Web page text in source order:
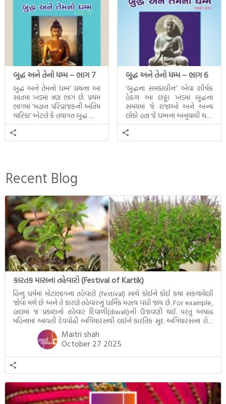
બુદ્ધ અને તેનો ધમ્મ – ભાગ 7
બુદ્ધ અને તેમનો ધમ્મ’ ગ્રંથના આ
સાતમાં ખંડમાં ત્રણ ભાગ છે. પ્રથમ
ભાગમાં ‘મહાન પરિવ્રાજકની અંતિમ
ચારિકા’ એટલે કે તથાગત બુદ્ધ સાથે
સતત પરિભ્રમણ કરતા સહચારીઓ
સાથે ફરી એકવારની
મુલાકાત, બીજા ભાગમાં તથાગતે
ઉત્તરાધિકારી તરીકે સ્થાપે છે તે
દૃશ્યો અંકિત થયાં છે. ટૂંકમાં બુદ્ધનાં
જીવનના અંતિમ દિવસોની યાત્રાનો
પરિપાક જોવા મળે […]
બુદ્ધ અને તેનો ધમ્મ – ભાગ 6
‘બુદ્ધના સમકાલીન’ એવા શીર્ષક
હેઠળ આ છઠ્ઠા ખંડમાં બુદ્ધના
સમયમાં જે રાજાઓ અને અન્ય
લોકો હતા જે ધમ્મના અનુયાયી થયા.
તેમનો અને બુદ્ધ વચ્ચે થયેલો
સત્સંગ વીશે જાણકારી મળે છે.
Recent Blog
કારતક માસના તહેવારો (Festival of Kartik)
હિન્દુ ધર્મમાં મોટાભાગના તહેવારો (festival) સાથે કોઈને કોઈ કથા સંકળાયેલી
જોવા મળે છે અને તે કારણે તહેવારનું ધાર્મિક મહત્ત્વ વધી જાય છે. For example,
હાલમાં જ પ્રકાશનો તહેવાર દિવાળી(diwali)ની ઉજવણી થઈ. પરંતુ અષાઢ
મહિનામાં આવતી દેવપોઢી અગિયારસથી લઈને કારતિક સુદ અગિયારસના રોજ
આવતી દેવ ઊઠી અગિયારસ વચ્ચે મોટેભાગે યજ્ઞોપવીત સંસ્કાર, લગ્ન,
દીક્ષાગ્રહણ, યજ્ઞ, ગૃહપ્રવેશ જેવા […]
Maitri shah
October 27 2025